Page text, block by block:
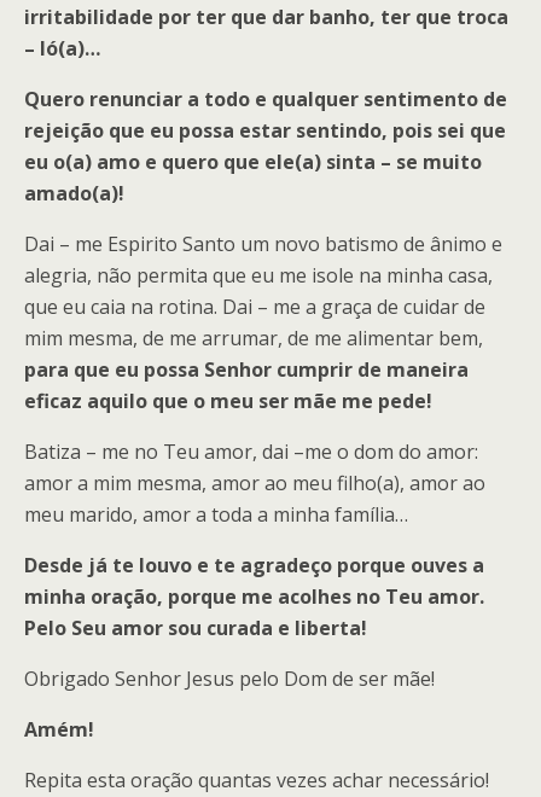
irritabilidade por ter que dar banho, ter que troca
– ló(a)…
Quero renunciar a todo e qualquer sentimento de
rejeição que eu possa estar sentindo, pois sei que
eu o(a) amo e quero que ele(a) sinta – se muito
amado(a)!
Dai – me Espirito Santo um novo batismo de ânimo e
alegria, não permita que eu me isole na minha casa,
que eu caia na rotina. Dai – me a graça de cuidar de
mim mesma, de me arrumar, de me alimentar bem,
para que eu possa Senhor cumprir de maneira
eficaz aquilo que o meu ser mãe me pede!
Batiza – me no Teu amor, dai –me o dom do amor:
amor a mim mesma, amor ao meu filho(a), amor ao
meu marido, amor a toda a minha família…
Desde já te louvo e te agradeço porque ouves a
minha oração, porque me acolhes no Teu amor.
Pelo Seu amor sou curada e liberta!
Obrigado Senhor Jesus pelo Dom de ser mãe!
Amém!
Repita esta oração quantas vezes achar necessário!